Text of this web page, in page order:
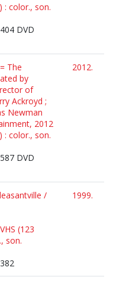
: color., son.
DVD
The
by
of
Ackroyd ;
Newman
2012
: color., son.
DVD
2012.
/
(123
son.
1999.